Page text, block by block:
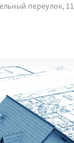
переулок, 11